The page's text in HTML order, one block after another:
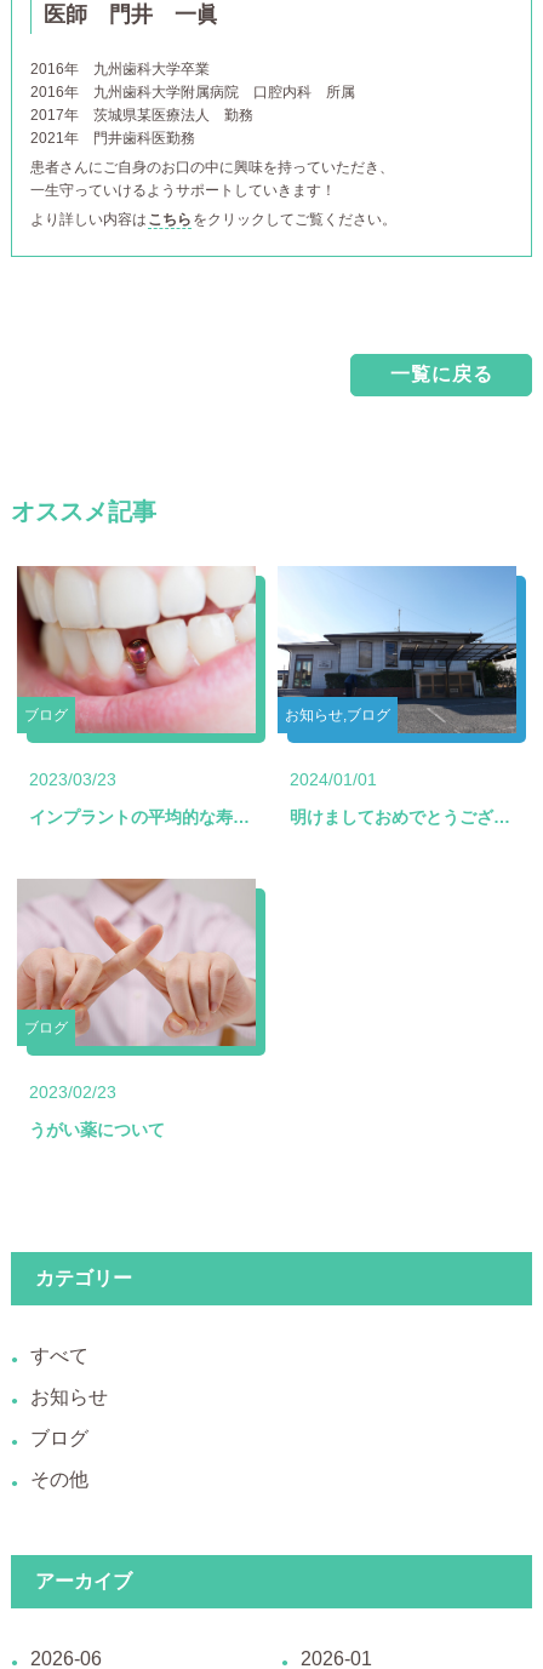
医師 門井 一眞
2016年 九州歯科大学卒業
2016年 九州歯科大学附属病院 口腔内科 所属
2017年 茨城県某医療法人 勤務
2021年 門井歯科医勤務
患者さんにご自身のお口の中に興味を持っていただき、
一生守っていけるようサポートしていきます！
より詳しい内容は こちら をクリックしてご覧ください。
一覧に戻る
オススメ記事
ブログ
2023/03/23
インプラントの平均的な寿命は？
お知らせ,ブログ
2024/01/01
明けましておめでとうございます
ブログ
2023/02/23
うがい薬について
カテゴリー
すべて
お知らせ
ブログ
その他
アーカイブ
2026-06
2026-01